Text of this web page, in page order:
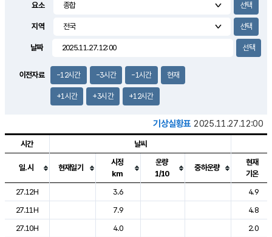
3.2m/s
요소
지역
날짜
이전자료 -12시간 -3시간 -1시간 현재
+1시간 +3시간 +12시간
기상실황표 2025.11.27.12:00
도시별 기상실황표로 지점, 날씨, 기온, 강수, 바람, 기압등을 안내한 표입
시간 날씨
일.시 현재일기
시정
km
운량
1/10
중하운량
현재
기온
27.12H
3.6
4.9
27.11H
7.9
4.8
27.10H
4.0
2.0